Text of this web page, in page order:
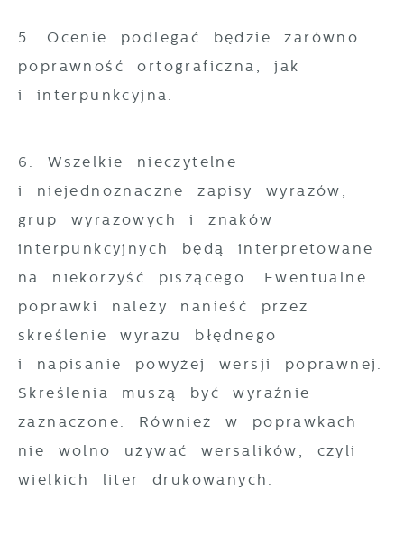
5. Ocenie podlegać będzie zarówno
poprawność ortograficzna, jak
i interpunkcyjna.
6. Wszelkie nieczytelne
i niejednoznaczne zapisy wyrazów,
grup wyrazowych i znaków
interpunkcyjnych będą interpretowane
na niekorzyść piszącego. Ewentualne
poprawki należy nanieść przez
skreślenie wyrazu błędnego
i napisanie powyżej wersji poprawnej.
Skreślenia muszą być wyraźnie
zaznaczone. Również w poprawkach
nie wolno używać wersalików, czyli
wielkich liter drukowanych.